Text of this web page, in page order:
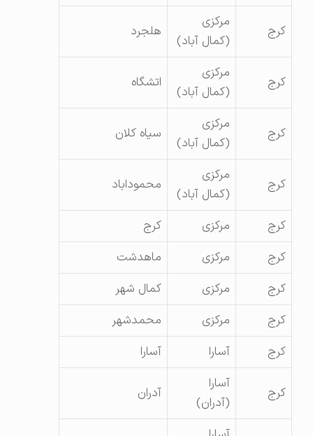
مرکزی
(کمال آباد)
هلجرد
مرکزی
(کمال آباد)
اتشگاه
مرکزی
(کمال آباد)
سیاه کلان
مرکزی
(کمال آباد)
محموداباد
مرکزی
مرکزی
ماهدشت
مرکزی
کمال شهر
مرکزی
محمدشهر
(آدران)
آدران